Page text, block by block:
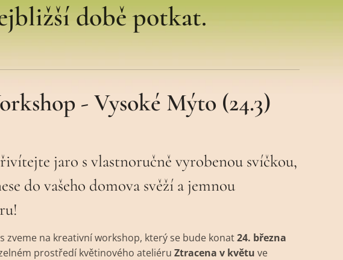
době potkat.
- Vysoké Mýto (24.3)
jaro s vlastnoručně vyrobenou svíčkou,
do vašeho domova svěží a jemnou
zveme na kreativní workshop, který se bude konat24. března
prostředí květinového ateliéru Ztracena v květu ve